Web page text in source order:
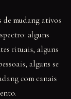
de mudang ativos
alguns
rituais, alguns
alguns se
com canais